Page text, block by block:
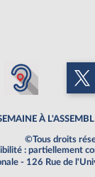
À
©Tous droits
: partiellement
- 126 Rue de